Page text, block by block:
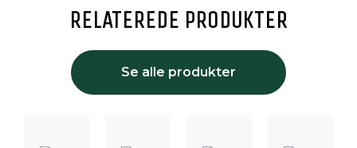
RELATEREDE PRODUKTER
Se alle produkter